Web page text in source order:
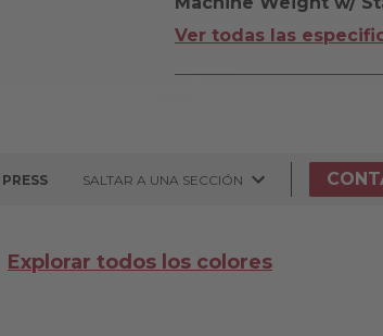
Ver todas las
SALTAR A UNA SECCIÓN
Explorar todos los colores